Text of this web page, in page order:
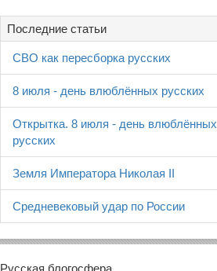
Последние статьи
СВО как пересборка русских
8 июля - день влюблённых русских
Открытка. 8 июля - день влюблённых
русских
Земля Императора Николая II
Средневековый удар по России
Русская блогосфера